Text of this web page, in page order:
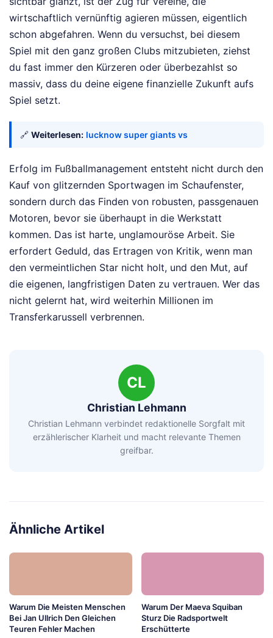
wirtschaftlich vernünftig agieren müssen, eigentlich
schon abgefahren. Wenn du versuchst, bei diesem
Spiel mit den ganz großen Clubs mitzubieten, ziehst
du fast immer den Kürzeren oder überbezahlst so
massiv, dass du deine eigene finanzielle Zukunft aufs
Spiel setzt.
🔗 Weiterlesen: lucknow super giants vs
Erfolg im Fußballmanagement entsteht nicht durch den
Kauf von glitzernden Sportwagen im Schaufenster,
sondern durch das Finden von robusten, passgenauen
Motoren, bevor sie überhaupt in die Werkstatt
kommen. Das ist harte, unglamouröse Arbeit. Sie
erfordert Geduld, das Ertragen von Kritik, wenn man
den vermeintlichen Star nicht holt, und den Mut, auf
die eigenen, langfristigen Daten zu vertrauen. Wer das
nicht gelernt hat, wird weiterhin Millionen im
Transferkarussell verbrennen.
CL
Christian Lehmann
Christian Lehmann verbindet redaktionelle Sorgfalt mit
erzählerischer Klarheit und macht relevante Themen
greifbar.
Ähnliche Artikel
Warum Die Meisten Menschen
Bei Jan Ullrich Den Gleichen
Teuren Fehler Machen
Warum Der Maeva Squiban
Sturz Die Radsportwelt
Erschütterte